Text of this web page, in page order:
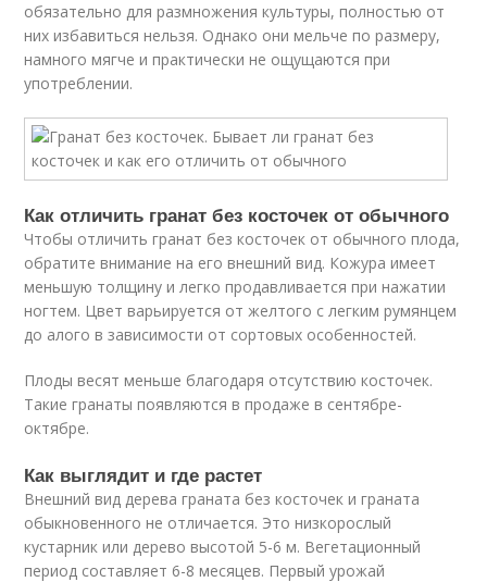
обязательно для размножения культуры, полностью от
них избавиться нельзя. Однако они мельче по размеру,
намного мягче и практически не ощущаются при
употреблении.
Как отличить гранат без косточек от обычного
Чтобы отличить гранат без косточек от обычного плода,
обратите внимание на его внешний вид. Кожура имеет
меньшую толщину и легко продавливается при нажатии
ногтем. Цвет варьируется от желтого с легким румянцем
до алого в зависимости от сортовых особенностей.
Плоды весят меньше благодаря отсутствию косточек.
Такие гранаты появляются в продаже в сентябре-
октябре.
Как выглядит и где растет
Внешний вид дерева граната без косточек и граната
обыкновенного не отличается. Это низкорослый
кустарник или дерево высотой 5-6 м. Вегетационный
период составляет 6-8 месяцев. Первый урожай